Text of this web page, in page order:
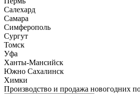
Салехард
Самара
Симферополь
Сургут
Томск
Уфа
Ханты-Мансийск
Южно Сахалинск
Химки
Производство и продажа новогодних